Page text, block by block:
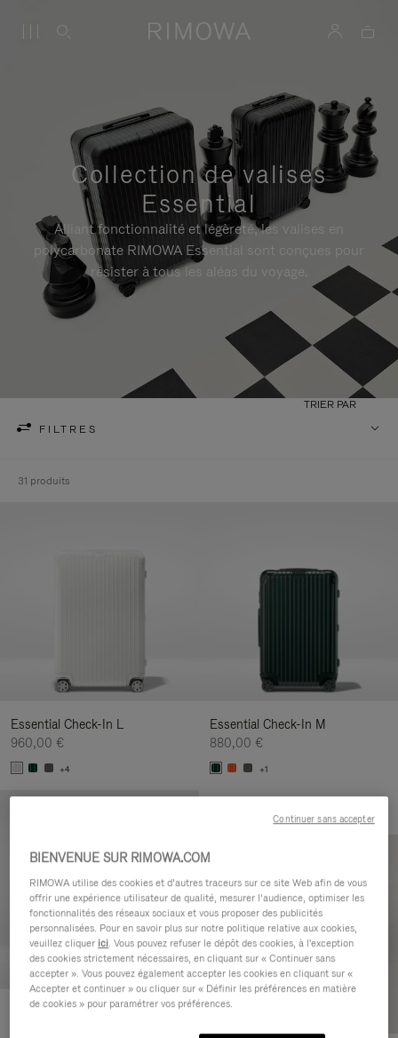
Collection de valises
Essential
Alliant fonctionnalité et légèreté, les valises en
polycarbonate RIMOWA Essential sont conçues pour
résister à tous les aléas du voyage.
FILTRES
TRIER PAR
31 produits
Essential Check-In L
960,00 €
+4
Essential Check-In M
880,00 €
+1
Essential Cabin
BIENVENUE SUR RIMOWA.COM
RIMOWA utilise des cookies et d’autres traceurs sur ce site Web afin de vous
offrir une expérience utilisateur de qualité, mesurer l’audience, optimiser les
fonctionnalités des réseaux sociaux et vous proposer des publicités
personnalisées. Pour en savoir plus sur notre politique relative aux cookies,
veuillez cliquer ici. Vous pouvez refuser le dépôt des cookies, à l'exception
des cookies strictement nécessaires, en cliquant sur « Continuer sans
accepter ». Vous pouvez également accepter les cookies en cliquant sur «
Accepter et continuer » ou cliquer sur « Définir les préférences en matière
de cookies » pour paramétrer vos préférences.
Continuer sans accepter